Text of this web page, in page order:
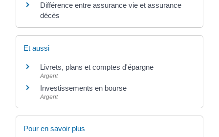
Différence entre assurance vie et assurance
décès
Et aussi
Livrets, plans et comptes d'épargne
Argent
Investissements en bourse
Argent
Pour en savoir plus